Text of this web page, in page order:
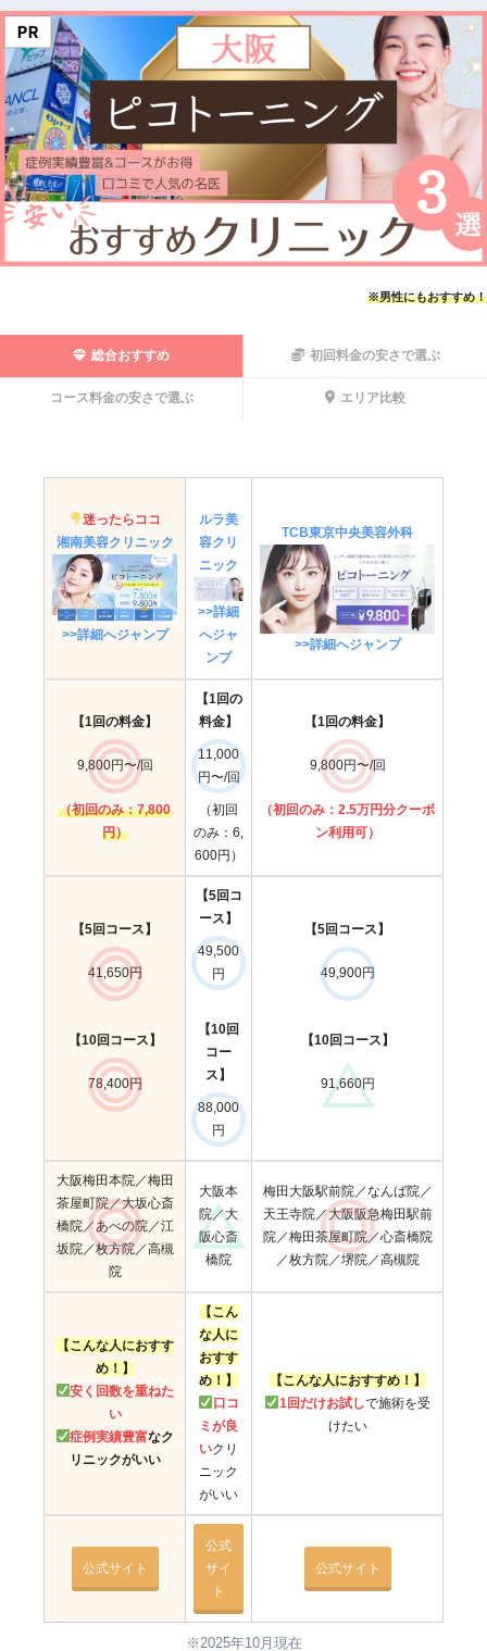
※男性にもおすすめ！
総合おすすめ 初回料金の安さで選ぶ
コース料金の安さで選ぶ エリア比較
迷ったらココ
湘南美容クリニック
>>詳細へジャンプ
ルラ美
容クリ
ニック
>>詳細
へジャ
ンプ
TCB東京中央美容外科
>>詳細へジャンプ
【1回の料金】
9,800円〜/回
（初回のみ：7,800
円）
【1回の
料金】
11,000
円〜/回
（初回
のみ：6,
600円）
【1回の料金】
9,800円〜/回
（初回のみ：2.5万円分クーボ
ン利用可）
【5回コース】
41,650円
【10回コース】
78,400円
【5回コ
ース】
49,500
円
【10回
コー
ス】
88,000
円
【5回コース】
49,900円
【10回コース】
91,660円
大阪梅田本院／梅田
茶屋町院／大坂心斎
橋院／あべの院／江
坂院／枚方院／高槻
院
大阪本
院／大
阪心斎
橋院
梅田大阪駅前院／なんば院／
天王寺院／大阪阪急梅田駅前
院／梅田茶屋町院／心斎橋院
／枚方院／堺院／高槻院
【こんな人におすす
め！】
安く回数を重ねた
い
症例実績豊富なク
リニックがいい
【こん
な人に
おすす
め！】
口コ
ミが良
いクリ
ニック
がいい
【こんな人におすすめ！】
1回だけお試しで施術を受
けたい
公式サイト
公式
サイ
ト
公式サイト
※2025年10月現在